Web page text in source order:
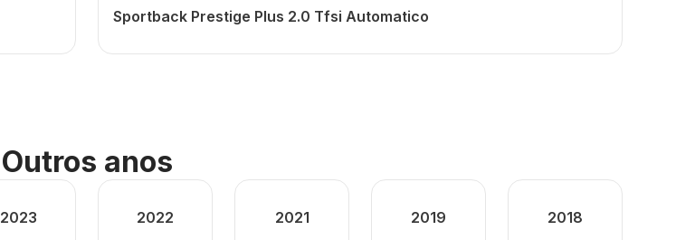
Sportback Prestige Plus 2.0 Tfsi Automatico
Outros anos
2023 2022 2021 2019 2018